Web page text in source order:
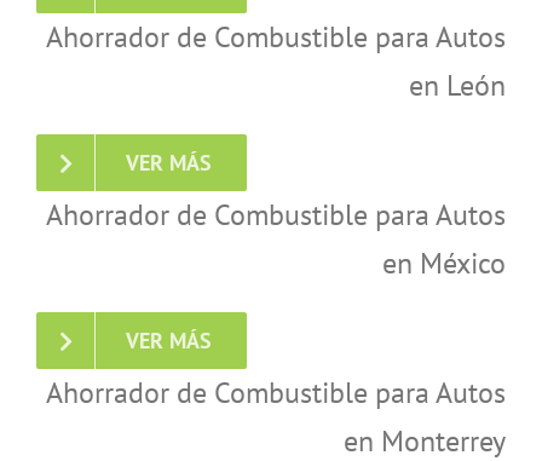
Ahorrador de Combustible para Autos
en León
VER MÁS
Ahorrador de Combustible para Autos
en México
VER MÁS
Ahorrador de Combustible para Autos
en Monterrey